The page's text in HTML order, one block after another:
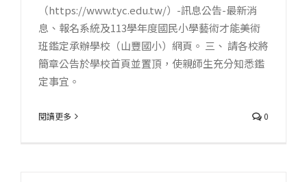
（https://www.tyc.edu.tw/）-訊息公告-最新消
息、報名系統及113學年度國民小學藝術才能美術
班鑑定承辦學校（山豐國小）網頁。 三、 請各校將
簡章公告於學校首頁並置頂，使親師生充分知悉鑑
定事宜。
閱讀更多 0